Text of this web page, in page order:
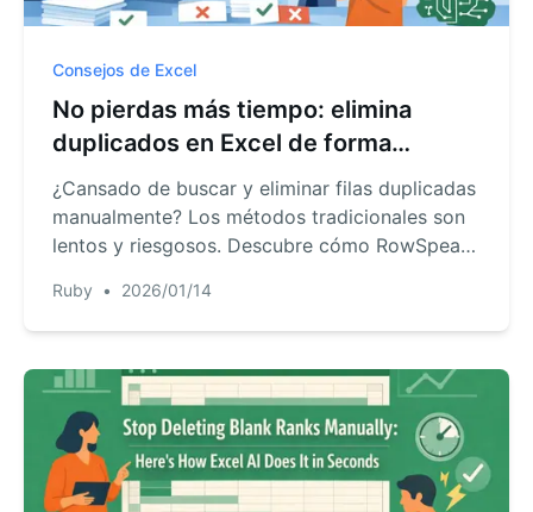
Consejos de Excel
No pierdas más tiempo: elimina
duplicados en Excel de forma
inteligente con IA
¿Cansado de buscar y eliminar filas duplicadas
manualmente? Los métodos tradicionales son
lentos y riesgosos. Descubre cómo RowSpeak,
proceso con un simple comando de chat,
ahorrando tiempo y evitando errores costosos.
Ruby • 2026/01/14